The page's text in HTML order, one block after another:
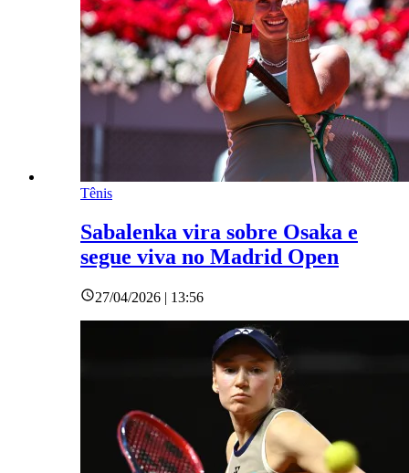
Tênis
Sabalenka vira sobre Osaka e
segue viva no Madrid Open
27/04/2026 | 13:56